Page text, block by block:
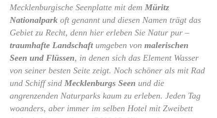
Mecklenburgische Seenplatte mit dem Müritz
Nationalpark oft genannt und diesen Namen trägt das
Gebiet zu Recht, denn hier erleben Sie Natur pur –
traumhafte Landschaftumgeben von malerischen
Seen und Flüssen, in denen sich das Element Wasser
von seiner besten Seite zeigt. Noch schöner als mit Rad
und Schiff sind Mecklenburgs Seen und die
angrenzenden Naturparks kaum zu erleben. Jeden Tag
woanders, aber immer im selben Hotel mit Zweibett